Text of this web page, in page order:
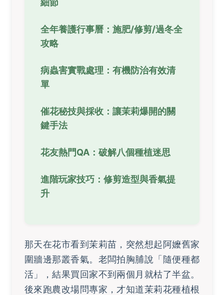
細節
全年養護行事曆：施肥/修剪/過冬全
攻略
病蟲害實戰處理：有機防治有效清
單
催花秘技與採收：讓茉莉爆開的關
鍵手法
花友熱門QA：破解八個種植迷思
進階玩家技巧：修剪造型與香氣提
升
那天在花市看到茉莉苗，突然想起阿嬤舊家
圍牆邊那叢香氣。老闆拍胸脯說「隨便種都
活」，結果買回家不到兩個月就枯了半盆。
後來跑農改場問專家，才知道茉莉花種植根